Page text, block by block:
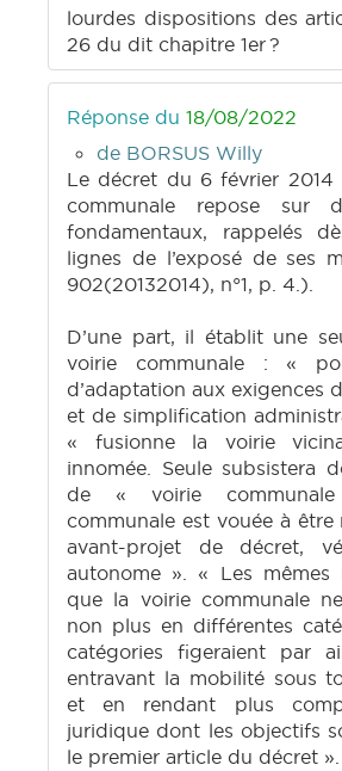
lourdes dispositions des
26 du dit chapitre 1er ?
Réponse du 18/08/2022
de BORSUS Willy
Le décret du 6 février
communale repose sur
fondamentaux, rappelés
lignes de l’exposé de ses
902(20132014), n°1, p. 4.).
D’une part, il établit une
voirie communale : «
d’adaptation aux exigences
et de simplification
« fusionne la voirie
innomée. Seule subsistera
de « voirie
communale est vouée à être
avant-projet de décret,
autonome ». « Les mêmes
que la voirie communale
non plus en différentes
catégories figeraient par
entravant la mobilité sous
et en rendant plus
juridique dont les objectifs
le premier article du décret ».